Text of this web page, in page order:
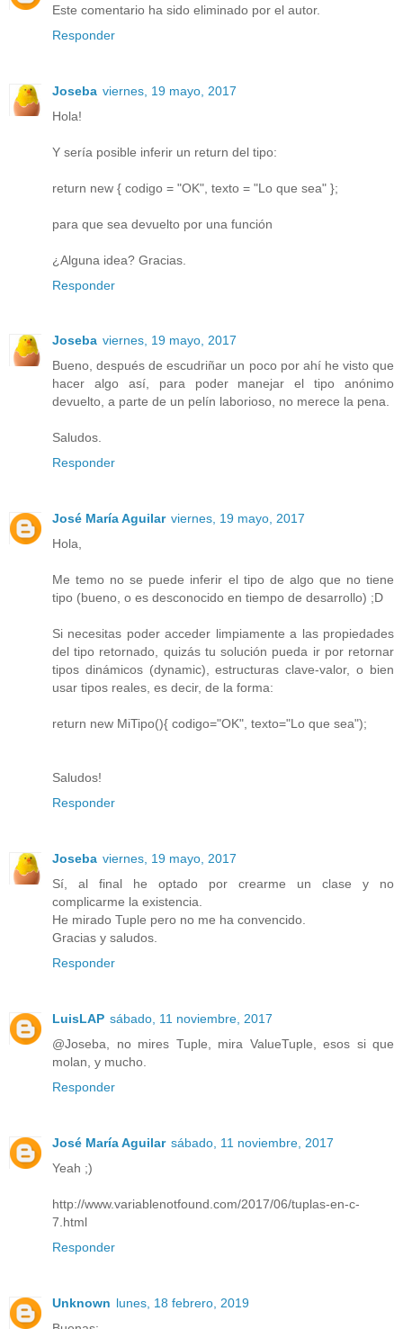
Este comentario ha sido eliminado por el autor.
Responder
Joseba viernes, 19 mayo, 2017
Hola!
Y sería posible inferir un return del tipo:
return new { codigo = "OK", texto = "Lo que sea" };
para que sea devuelto por una función
¿Alguna idea? Gracias.
Responder
Joseba viernes, 19 mayo, 2017
Bueno, después de escudriñar un poco por ahí he visto que
hacer algo así, para poder manejar el tipo anónimo
devuelto, a parte de un pelín laborioso, no merece la pena.
Saludos.
Responder
José María Aguilar viernes, 19 mayo, 2017
Hola,
Me temo no se puede inferir el tipo de algo que no tiene
tipo (bueno, o es desconocido en tiempo de desarrollo) ;D
Si necesitas poder acceder limpiamente a las propiedades
del tipo retornado, quizás tu solución pueda ir por retornar
tipos dinámicos (dynamic), estructuras clave-valor, o bien
usar tipos reales, es decir, de la forma:
return new MiTipo(){ codigo="OK", texto="Lo que sea");
Saludos!
Responder
Joseba viernes, 19 mayo, 2017
Sí, al final he optado por crearme un clase y no
complicarme la existencia.
He mirado Tuple pero no me ha convencido.
Gracias y saludos.
Responder
LuisLAP sábado, 11 noviembre, 2017
@Joseba, no mires Tuple, mira ValueTuple, esos si que
molan, y mucho.
Responder
José María Aguilar sábado, 11 noviembre, 2017
Yeah ;)
http://www.variablenotfound.com/2017/06/tuplas-en-c-
7.html
Responder
Unknown lunes, 18 febrero, 2019